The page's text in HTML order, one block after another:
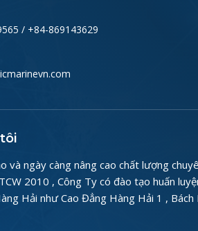
/ +84-869143629
và ngày càng nâng cao chất lượng
2010 , Công Ty có đào tạo huấn
Hải như Cao Đẳng Hàng Hải 1 , Bách